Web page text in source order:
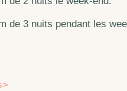
de 3 nuits pendant les